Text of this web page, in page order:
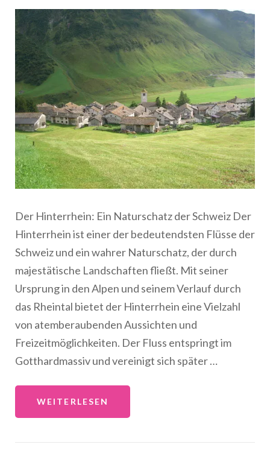
Der Hinterrhein: Ein Naturschatz der Schweiz Der
Hinterrhein ist einer der bedeutendsten Flüsse der
Schweiz und ein wahrer Naturschatz, der durch
majestätische Landschaften fließt. Mit seiner
Ursprung in den Alpen und seinem Verlauf durch
das Rheintal bietet der Hinterrhein eine Vielzahl
von atemberaubenden Aussichten und
Freizeitmöglichkeiten. Der Fluss entspringt im
Gotthardmassiv und vereinigt sich später …
WEITERLESEN